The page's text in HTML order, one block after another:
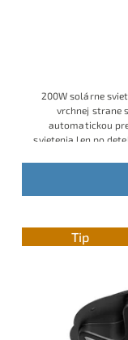
200W solárne
vrchnej strane
automatickou
svietenia len po
Tip